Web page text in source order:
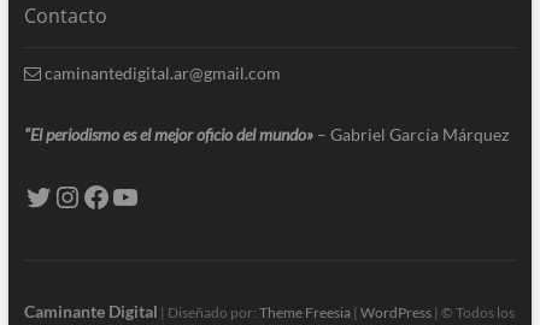
Contacto
caminantedigital.ar@gmail.com
“El periodismo es el mejor oficio del mundo» – Gabriel García Márquez
Caminante Digital | Diseñado por: Theme Freesia| WordPress| © Todos los